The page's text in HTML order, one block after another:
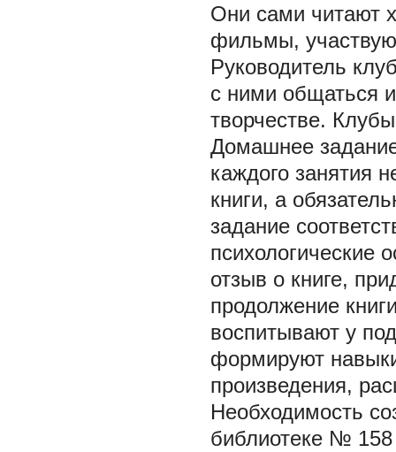
Они сами читают
фильмы,
Руководитель
с ними общаться
творчестве.
Домашнее
каждого занятия
книги, а
задание
психологические
отзыв о книге,
продолжение
воспитывают у
формируют
произведения,
Необходимость
библиотеке № 158